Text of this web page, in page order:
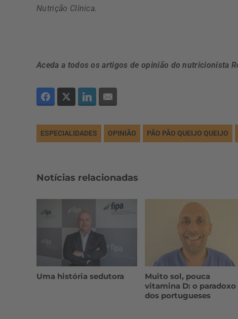
Nutrição Clínica.
Aceda a todos os artigos de opinião do nutricionista
ESPECIALIDADES OPINIÃO PÃO PÃO QUEIJO QUEIJO
Notícias relacionadas
Uma história sedutora
Muito sol, pouca
vitamina D: o paradoxo
dos portugueses